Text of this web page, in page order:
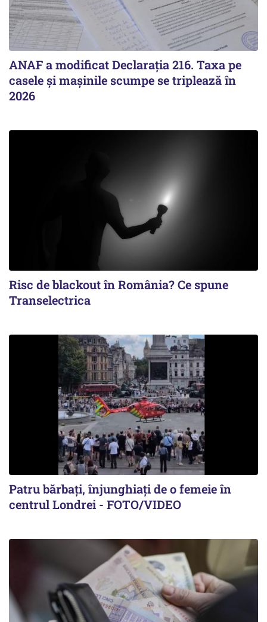
ANAF a modificat Declarația 216. Taxa pe
casele și mașinile scumpe se triplează în
2026
Risc de blackout în România? Ce spune
Transelectrica
Patru bărbați, înjunghiați de o femeie în
centrul Londrei - FOTO/VIDEO